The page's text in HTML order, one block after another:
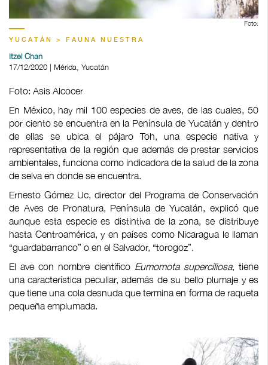
Foto:
YUCATÁN > FAUNA NUESTRA
Itzel Chan
17/12/2020 | Mérida, Yucatán
Foto: Asis Alcocer
En México, hay mil 100 especies de aves, de las cuales, 50
por ciento se encuentra en la Península de Yucatán y dentro
de ellas se ubica el pájaro Toh, una especie nativa y
representativa de la región que además de prestar servicios
ambientales, funciona como indicadora de la salud de la zona
de selva en donde se encuentra.
Ernesto Gómez Uc, director del Programa de Conservación
de Aves de Pronatura, Península de Yucatán, explicó que
aunque esta especie es distintiva de la zona, se distribuye
hasta Centroamérica, y en países como Nicaragua le llaman
“guardabarranco” o en el Salvador, “torogoz”.
El ave con nombre científico Eumomota superciliosa, tiene
una característica peculiar, además de su bello plumaje y es
que tiene una cola desnuda que termina en forma de raqueta
pequeña emplumada.